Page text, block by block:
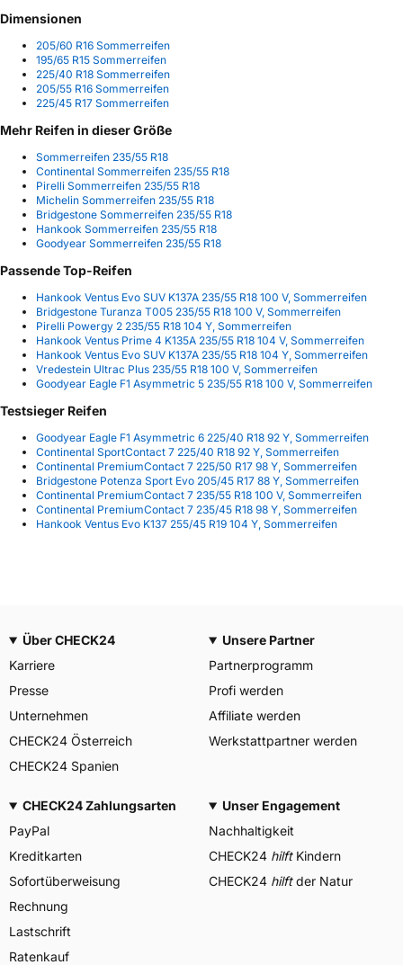
Dimensionen
205/60 R16 Sommerreifen
195/65 R15 Sommerreifen
225/40 R18 Sommerreifen
205/55 R16 Sommerreifen
225/45 R17 Sommerreifen
Mehr Reifen in dieser Größe
Sommerreifen 235/55 R18
Continental Sommerreifen 235/55 R18
Pirelli Sommerreifen 235/55 R18
Michelin Sommerreifen 235/55 R18
Bridgestone Sommerreifen 235/55 R18
Hankook Sommerreifen 235/55 R18
Goodyear Sommerreifen 235/55 R18
Passende Top-Reifen
Hankook Ventus Evo SUV K137A 235/55 R18 100 V, Sommerreifen
Bridgestone Turanza T005 235/55 R18 100 V, Sommerreifen
Pirelli Powergy 2 235/55 R18 104 Y, Sommerreifen
Hankook Ventus Prime 4 K135A 235/55 R18 104 V, Sommerreifen
Hankook Ventus Evo SUV K137A 235/55 R18 104 Y, Sommerreifen
Vredestein Ultrac Plus 235/55 R18 100 V, Sommerreifen
Goodyear Eagle F1 Asymmetric 5 235/55 R18 100 V, Sommerreifen
Testsieger Reifen
Goodyear Eagle F1 Asymmetric 6 225/40 R18 92 Y, Sommerreifen
Continental SportContact 7 225/40 R18 92 Y, Sommerreifen
Continental PremiumContact 7 225/50 R17 98 Y, Sommerreifen
Bridgestone Potenza Sport Evo 205/45 R17 88 Y, Sommerreifen
Continental PremiumContact 7 235/55 R18 100 V, Sommerreifen
Continental PremiumContact 7 235/45 R18 98 Y, Sommerreifen
Hankook Ventus Evo K137 255/45 R19 104 Y, Sommerreifen
Über CHECK24
Karriere
Presse
Unternehmen
CHECK24 Österreich
CHECK24 Spanien
Unsere Partner
Partnerprogramm
Profi werden
Affiliate werden
Werkstattpartner werden
CHECK24 Zahlungsarten
PayPal
Kreditkarten
Sofortüberweisung
Rechnung
Lastschrift
Ratenkauf
Unser Engagement
Nachhaltigkeit
CHECK24 hilftKindern
CHECK24 hilftder Natur